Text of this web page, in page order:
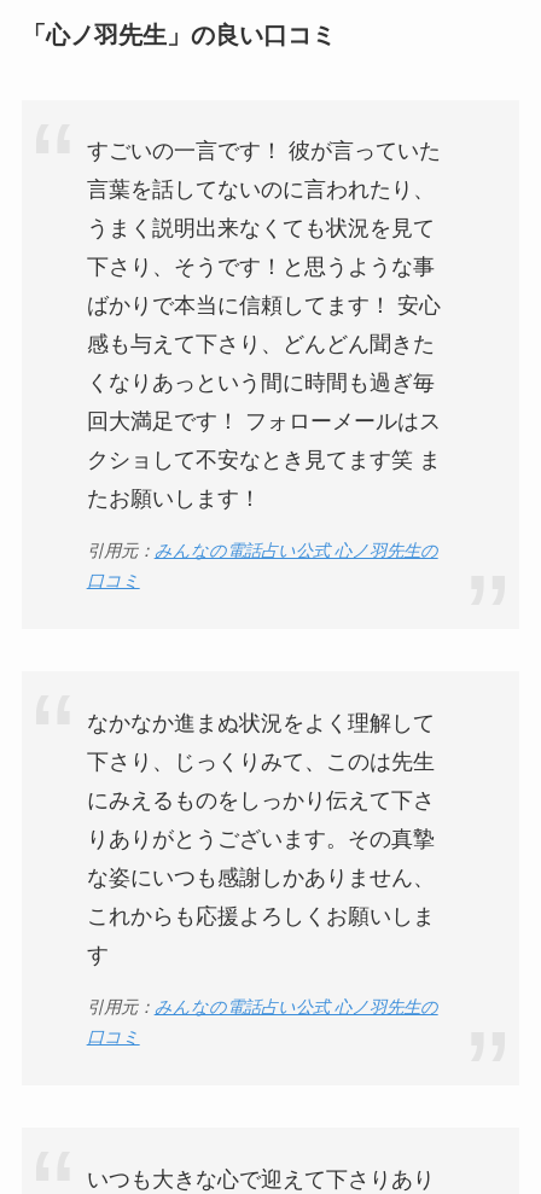
「心ノ羽先生」の良い口コミ
すごいの一言です！ 彼が言っていた
言葉を話してないのに言われたり、
うまく説明出来なくても状況を見て
下さり、そうです！と思うような事
ばかりで本当に信頼してます！ 安心
感も与えて下さり、どんどん聞きた
くなりあっという間に時間も過ぎ毎
回大満足です！ フォローメールはス
クショして不安なとき見てます笑 ま
たお願いします！
引用元： みんなの電話占い公式 心ノ羽先生の
口コミ
なかなか進まぬ状況をよく理解して
下さり、じっくりみて、このは先生
にみえるものをしっかり伝えて下さ
りありがとうございます。その真摯
な姿にいつも感謝しかありません、
これからも応援よろしくお願いしま
す
引用元： みんなの電話占い公式 心ノ羽先生の
口コミ
いつも大きな心で迎えて下さりあり